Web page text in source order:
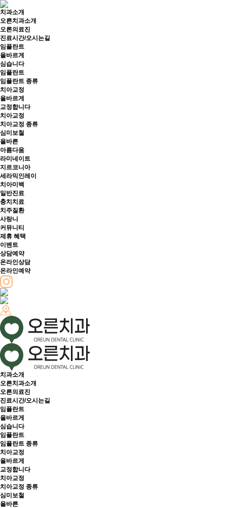
치과소개
오른치과소개
오른의료진
진료시간/오시는길
임플란트
올바르게
심습니다
임플란트
임플란트 종류
치아교정
올바르게
교정합니다
치아교정
치아교정 종류
심미보철
올바른
아름다움
라미네이트
지르코니아
세라믹인레이
치아미백
일반진료
충치치료
치주질환
사랑니
커뮤니티
제휴 혜택
이벤트
상담예약
온라인상담
온라인예약
치과소개
오른치과소개
오른의료진
진료시간/오시는길
임플란트
올바르게
심습니다
임플란트
임플란트 종류
치아교정
올바르게
교정합니다
치아교정
치아교정 종류
심미보철
올바른